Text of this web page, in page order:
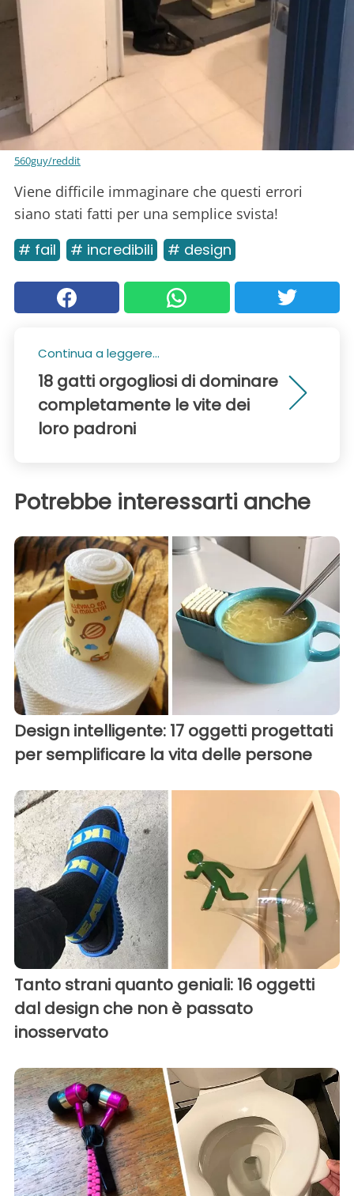
560guy/reddit
Viene difficile immaginare che questi errori
siano stati fatti per una semplice svista!
# fail # incredibili # design
Continua a leggere...
18 gatti orgogliosi di dominare
completamente le vite dei
loro padroni
Potrebbe interessarti anche
Design intelligente: 17 oggetti progettati
per semplificare la vita delle persone
Tanto strani quanto geniali: 16 oggetti
dal design che non è passato
inosservato